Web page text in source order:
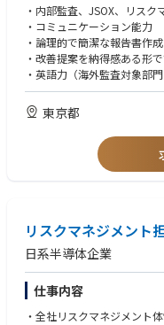
・内部監査、JSOX、リス
・コミュニケーション能力
・論理的で簡潔な報告書作成
・改善提案を納得感ある形
・英語力（海外監査対象部
※目安：TOEIC 800点以上
東京都
リスクマネジメント
日系半導体企業
仕事内容
・全社リスクマネジメント